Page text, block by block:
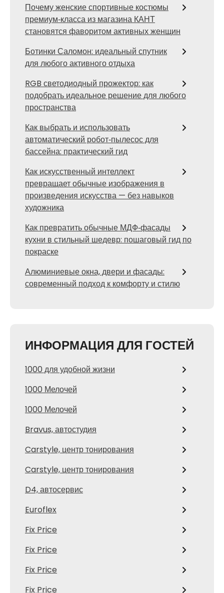
Почему женские спортивные костюмы
премиум‑класса из магазина КАНТ
становятся фаворитом активных женщин
Ботинки Саломон: идеальный спутник
для любого активного отдыха
RGB светодиодный прожектор: как
подобрать идеальное решение для любого
пространства
Как выбрать и использовать
автоматический робот‑пылесос для
бассейна: практический гид
Как искусственный интеллект
превращает обычные изображения в
произведения искусства — без навыков
художника
Как превратить обычные МДФ‑фасады
кухни в стильный шедевр: пошаговый гид по
покраске
Алюминиевые окна, двери и фасады:
современный подход к комфорту и стилю
ИНФОРМАЦИЯ ДЛЯ ГОСТЕЙ
1000 для удобной жизни
1000 Мелочей
1000 Мелочей
Bravus, автостудия
Carstyle, центр тонирования
Carstyle, центр тонирования
D4, автосервис
Euroflex
Fix Price
Fix Price
Fix Price
Fix Price